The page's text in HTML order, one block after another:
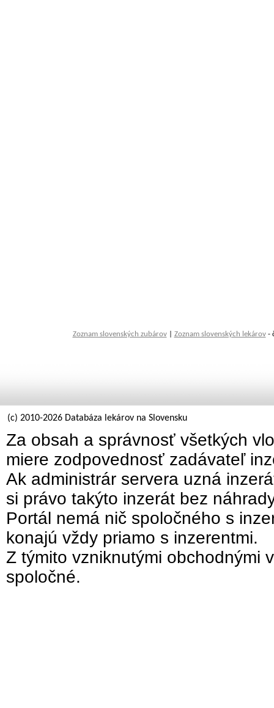
Zoznam slovenských zubárov| Zoznam slovenských lekárov-
(c) 2010-2026 Databáza lekárov na Slovensku
Za obsah a správnosť všetkých
miere zodpovednosť zadávateľ
Ak administrár servera uzná
si právo takýto inzerát bez
Portál nemá nič spoločného s
konajú vždy priamo s inzerentmi.
Z týmito vzniknutými obchodnými
spoločné.